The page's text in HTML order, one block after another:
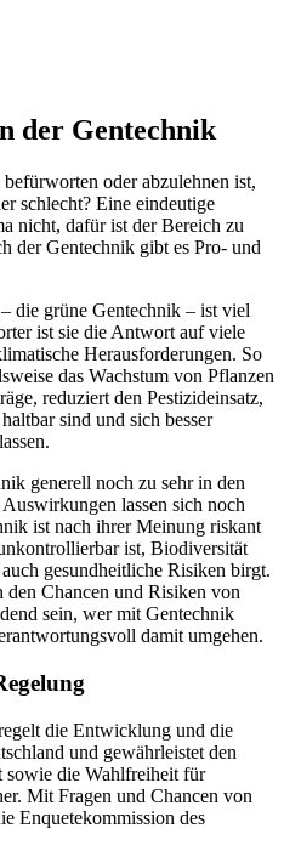
der Gentechnik
oder abzulehnen ist,
schlecht? Eine eindeutige
nicht, dafür ist der Bereich zu
der Gentechnik gibt es Pro- und
die grüne Gentechnik – ist viel
ist sie die Antwort auf viele
Herausforderungen. So
das Wachstum von Pflanzen
reduziert den Pestizideinsatz,
sind und sich besser
generell noch zu sehr in den
lassen sich noch
ist nach ihrer Meinung riskant
ist, Biodiversität
gesundheitliche Risiken birgt.
Chancen und Risiken von
sein, wer mit Gentechnik
damit umgehen.
die Entwicklung und die
und gewährleistet den
sowie die Wahlfreiheit für
Mit Fragen und Chancen von
Enquetekommission des